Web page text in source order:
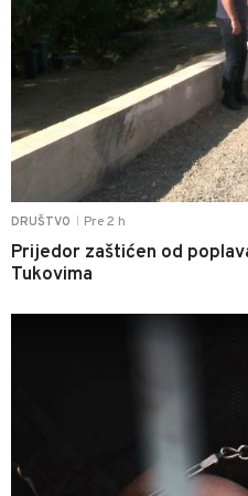
DRUŠTVO Pre 2 h
Prijedor zaštićen od
Tukovima